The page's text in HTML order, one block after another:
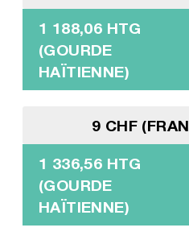
1 188,06 HTG
(GOURDE
HAÏTIENNE)
9 CHF
1 336,56 HTG
(GOURDE
HAÏTIENNE)